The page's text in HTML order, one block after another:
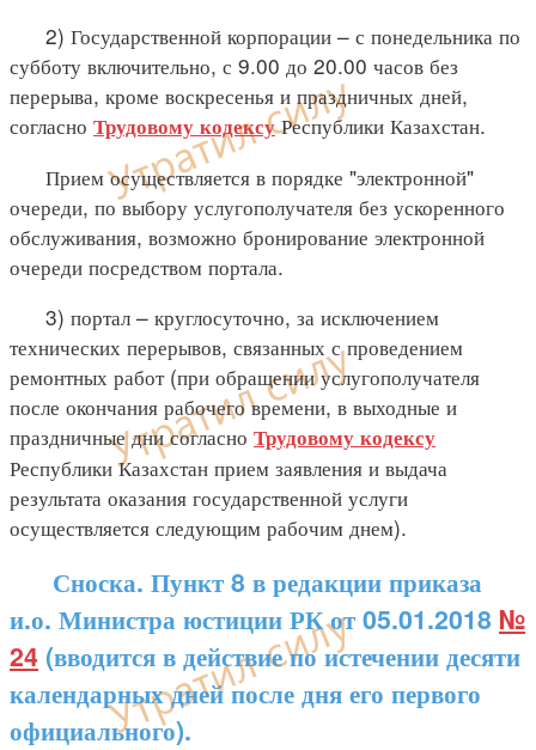
2) Государственной корпорации – с понедельника по
субботу включительно, с 9.00 до 20.00 часов без
перерыва, кроме воскресенья и праздничных дней,
согласно Трудовому кодексуРеспублики Казахстан.
Прием осуществляется в порядке "электронной"
очереди, по выбору услугополучателя без ускоренного
обслуживания, возможно бронирование электронной
очереди посредством портала.
3) портал – круглосуточно, за исключением
технических перерывов, связанных с проведением
ремонтных работ (при обращении услугополучателя
после окончания рабочего времени, в выходные и
праздничные дни согласно Трудовому кодексу
Республики Казахстан прием заявления и выдача
результата оказания государственной услуги
осуществляется следующим рабочим днем).
Сноска. Пункт 8 в редакции приказа
и.о. Министра юстиции РК от 05.01.2018 №
24 (вводится в действие по истечении десяти
календарных дней после дня его первого
официального).